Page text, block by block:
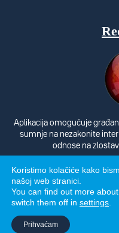
Aplikacija omogućuje
sumnje na nezakonite
odnose na
Koristimo kolačiće kako
našoj web stranici.
You can find out more
switch them off in settings
Prihvaćam